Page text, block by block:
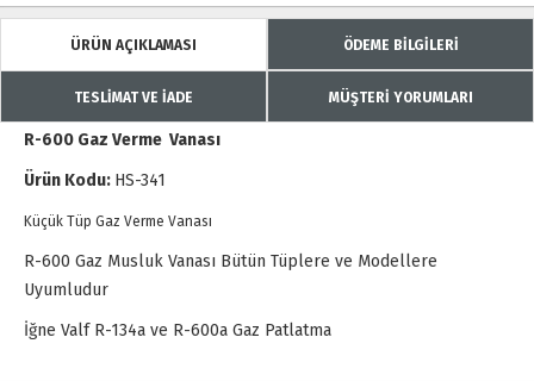
ÜRÜN AÇIKLAMASI ÖDEME BİLGİLERİ
TESLİMAT VE İADE MÜŞTERİ YORUMLARI
R-600 Gaz Verme Vanası
Ürün Kodu: HS-341
Küçük Tüp Gaz Verme Vanası
R-600 Gaz Musluk Vanası Bütün Tüplere ve Modellere
Uyumludur
İğne Valf R-134a ve R-600a Gaz Patlatma